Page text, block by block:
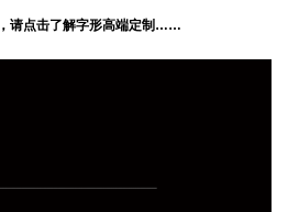
请点击了解字形高端定制……